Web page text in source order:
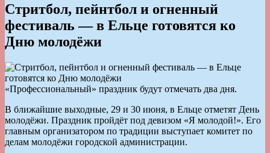
Стритбол, пейнтбол и огненный
фестиваль — в Ельце готовятся ко
Дню молодёжи
«Профессиональный» праздник будут отмечать два дня.
В ближайшие выходные, 29 и 30 июня, в Ельце отметят День
молодёжи. Праздник пройдёт под девизом «Я молодой!». Его
главным организатором по традиции выступает комитет по
делам молодёжи городской администрации.